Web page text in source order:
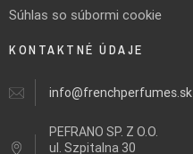
Súhlas so súbormi cookie
KONTAKTNÉ ÚDAJE
info@frenchperfumes.sk
PEFRANO SP. Z O.O.
ul. Szpitalna 30